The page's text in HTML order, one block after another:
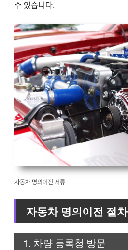
수 있습니다.
자동차 명의이전 서류
자동차 명의이전 절차
1. 차량 등록청 방문